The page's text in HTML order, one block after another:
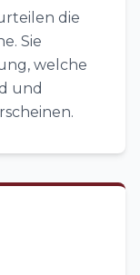
die
Sie
welche
und